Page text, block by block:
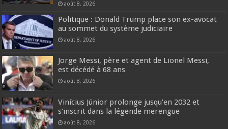
août 8, 2026
Politique : Donald Trump place son ex-avocat
au sommet du système judiciaire
août 8, 2026
Jorge Messi, père et agent de Lionel Messi,
est décédé à 68 ans
août 8, 2026
Vinícius Júnior prolonge jusqu’en 2032 et
s’inscrit dans la légende merengue
août 8, 2026